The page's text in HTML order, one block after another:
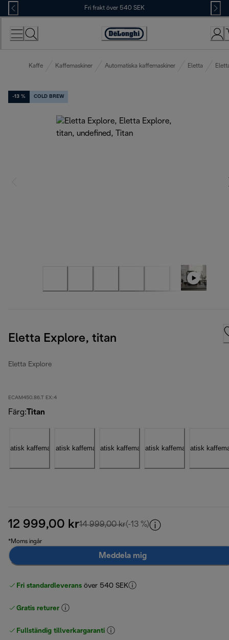
Skip
to
Content
Fri frakt över 540 SEK
Accessibility
Kaffe Kaffemaskiner Automatiska kaffemaskiner Eletta
-13 % COLD BREW
Eletta Explore, titan
Eletta Explore
ECAM450.86.T EX:4
Färg: Titan
12 999,00 kr14 999,00 krursprungligt pris 14 999,00
(-13 %)
*Moms ingår
Meddela mig
Fri standardleverans över 540 SEK
Gratis returer
Fullständig tillverkargaranti